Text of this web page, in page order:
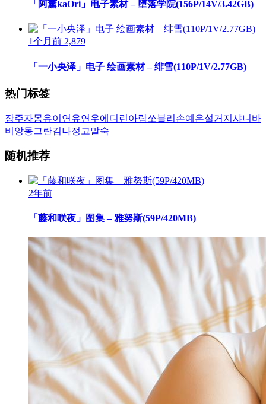
「阿薰kaOri」电子素材 – 堕落学院(156P/14V/3.42GB)
1个月前 2,879
「一小央泽」电子 绘画素材 – 绯雪(110P/1V/2.77GB)
热门标签
장주자몽유이 연유연우에디린아람쏘블리 손예은설거지 샤니 바
비앙동그란김나정 고말숙
随机推荐
2年前
「藤和咲夜」图集 – 雅努斯(59P/420MB)